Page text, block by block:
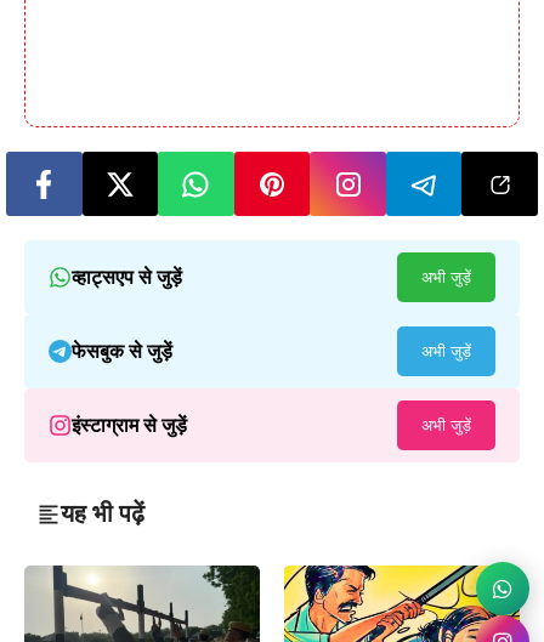
व्हाट्सएप से जुड़ें अभी जुड़ें
फेसबुक से जुड़ें अभी जुड़ें
इंस्टाग्राम से जुड़ें अभी जुड़ें
यह भी पढ़ें